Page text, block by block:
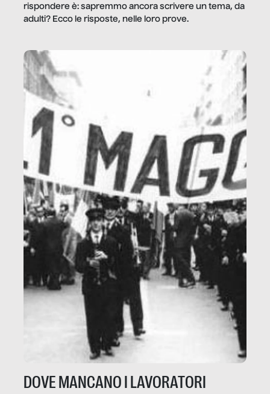
rispondere è: sapremmo ancora scrivere un tema, da
adulti? Ecco le risposte, nelle loro prove.
DOVE MANCANO I LAVORATORI